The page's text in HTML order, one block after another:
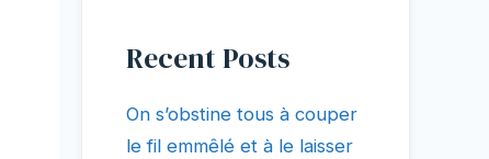
Recent Posts
On s’obstine tous à couper
le fil emmêlé et à le laisser